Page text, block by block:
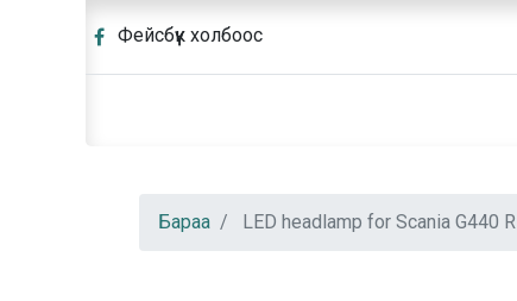
Фейсбүүк холбоос
Бараа LED headlamp for Scania G440 R